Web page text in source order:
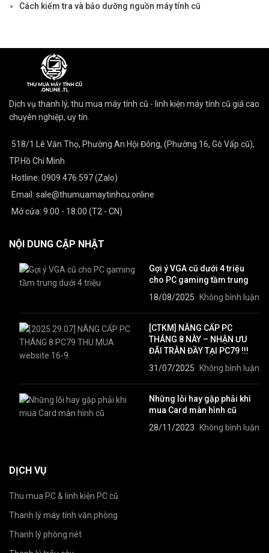
Cách kiểm tra và bảo dưỡng nguồn máy tính cũ
Dịch vụ thanh lý, thu mua máy tính cũ - linh kiện máy tính cũ giá cao
chuyên nghiệp, uy tín.
518/1 Lê Văn Thọ, Phường An Hội Đông, (Phường 16, Gò Vấp cũ),
TP.Hồ Chí Minh
Hotline: 0909 476 597 (Zalo)
Email: sale@thumuamaytinhcu.online
Mở cửa: 9:00 - 18:00 (T2 - CN)
NỘI DUNG CẬP NHẬT
Gợi ý VGA cũ dưới 4 triệu
cho PC gaming tầm trung
18/08/2025
Không bình luận
[CTKM] NÂNG CẤP PC
THÁNG 8 NÀY – NHẬN ƯU
ĐÃI TRÀN ĐẦY TẠI PC79 !!!
31/07/2025
Không bình luận
Những lỗi hay gặp phải khi
mua Card màn hình cũ
28/11/2023
Không bình luận
DỊCH VỤ
Thu mua PC & linh kiện PC cũ
Thanh lý máy tính văn phòng
Thanh lý phòng nét